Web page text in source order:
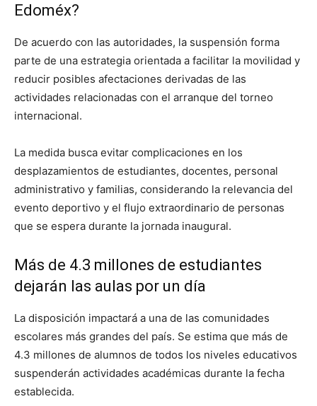
Edoméx?
De acuerdo con las autoridades, la suspensión forma
parte de una estrategia orientada a facilitar la movilidad y
reducir posibles afectaciones derivadas de las
actividades relacionadas con el arranque del torneo
internacional.
La medida busca evitar complicaciones en los
desplazamientos de estudiantes, docentes, personal
administrativo y familias, considerando la relevancia del
evento deportivo y el flujo extraordinario de personas
que se espera durante la jornada inaugural.
Más de 4.3 millones de estudiantes
dejarán las aulas por un día
La disposición impactará a una de las comunidades
escolares más grandes del país. Se estima que más de
4.3 millones de alumnos de todos los niveles educativos
suspenderán actividades académicas durante la fecha
establecida.